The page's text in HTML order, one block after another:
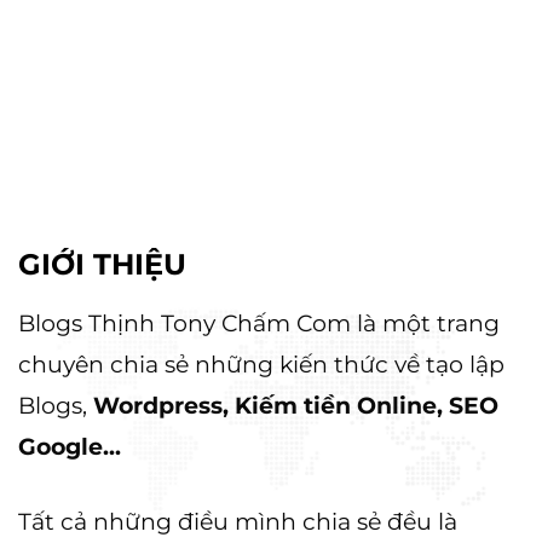
GIỚI THIỆU
Blogs Thịnh Tony Chấm Com là một trang
chuyên chia sẻ những kiến thức về tạo lập
Blogs, Wordpress, Kiếm tiền Online, SEO
Google...
Tất cả những điều mình chia sẻ đều là